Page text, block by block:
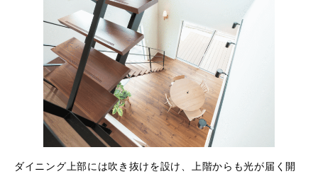
ダイニング上部には吹き抜けを設け、上階からも光が届く開